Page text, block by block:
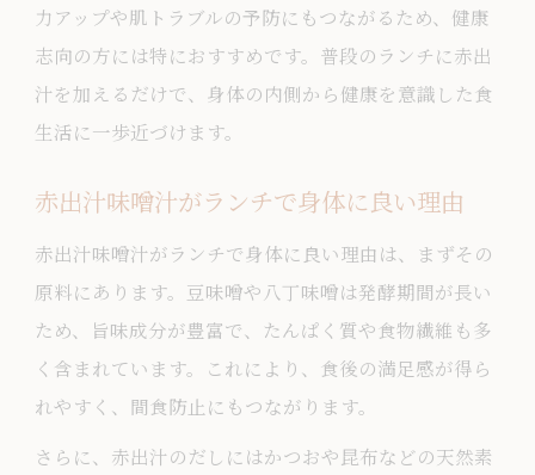
力アップや肌トラブルの予防にもつながるため、健康
志向の方には特におすすめです。普段のランチに赤出
汁を加えるだけで、身体の内側から健康を意識した食
生活に一歩近づけます。
赤出汁味噌汁がランチで身体に良い理由
赤出汁味噌汁がランチで身体に良い理由は、まずその
原料にあります。豆味噌や八丁味噌は発酵期間が長い
ため、旨味成分が豊富で、たんぱく質や食物繊維も多
く含まれています。これにより、食後の満足感が得ら
れやすく、間食防止にもつながります。
さらに、赤出汁のだしにはかつおや昆布などの天然素